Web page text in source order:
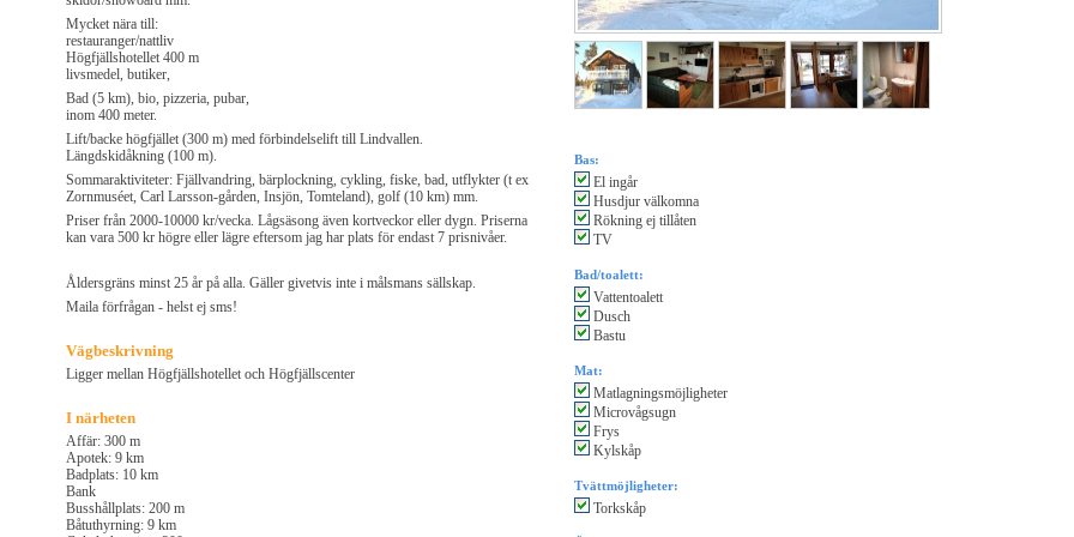
Mycket nära till:
restauranger/nattliv
Högfjällshotellet 400 m
livsmedel, butiker,
Bad (5 km), bio, pizzeria, pubar,
inom 400 meter.
Lift/backe högfjället (300 m) med förbindelselift till Lindvallen.
Längdskidåkning (100 m).
Sommaraktiviteter: Fjällvandring, bärplockning, cykling, fiske, bad, utflykter (t ex
Zornmuséet, Carl Larsson-gården, Insjön, Tomteland), golf (10 km) mm.
Priser från 2000-10000 kr/vecka. Lågsäsong även kortveckor eller dygn. Priserna
kan vara 500 kr högre eller lägre eftersom jag har plats för endast 7 prisnivåer.
Åldersgräns minst 25 år på alla. Gäller givetvis inte i målsmans sällskap.
Maila förfrågan - helst ej sms!
Vägbeskrivning
Ligger mellan Högfjällshotellet och Högfjällscenter
I närheten
Affär: 300 m
Apotek: 9 km
Badplats: 10 km
Bank
Busshållplats: 200 m
Båtuthyrning: 9 km
Bas:
El ingår
Husdjur välkomna
Rökning ej tillåten
TV
Bad/toalett:
Vattentoalett
Dusch
Bastu
Mat:
Matlagningsmöjligheter
Microvågsugn
Frys
Kylskåp
Tvättmöjligheter:
Torkskåp